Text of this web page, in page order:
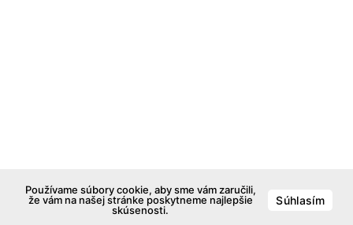
Používame súbory cookie, aby sme vám zaručili,
že vám na našej stránke poskytneme najlepšie
skúsenosti.
Súhlasím